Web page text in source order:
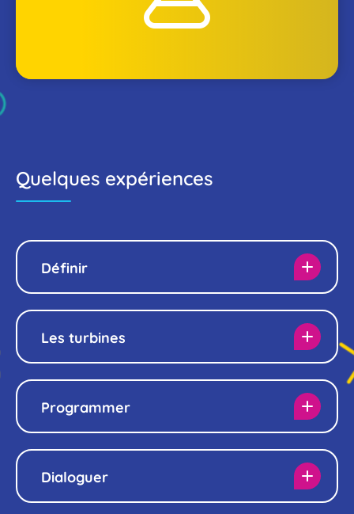
Quelques expériences
Définir
Il n’existe pas de définition formelle et
Les turbines
Programmer
Dialoguer